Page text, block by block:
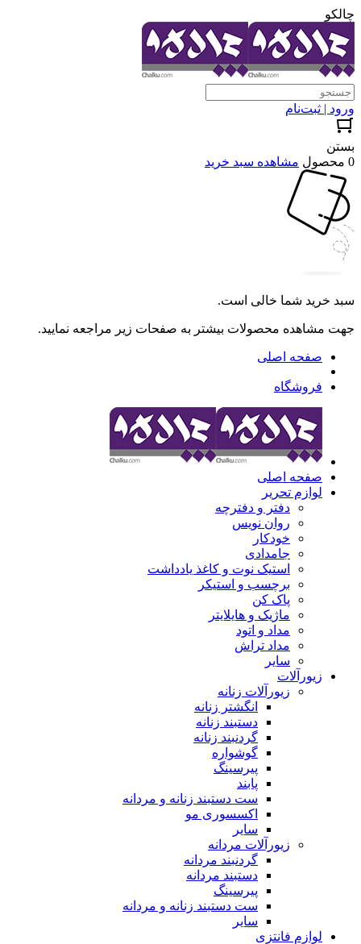
چالکو
ورود | ثبت‌نام
بستن
0 محصول
مشاهده سبد خرید
سبد خرید شما خالی است.
جهت مشاهده محصولات بیشتر به صفحات زیر مراجعه نمایید.
صفحه اصلی
فروشگاه
صفحه اصلی
لوازم تحریر
دفتر و دفترچه
روان نویس
خودکار
جامدادی
استیک نوت و کاغذ یادداشت
برچسب و استیکر
پاک کن
ماژیک و هایلایتر
مداد و اتود
مداد تراش
سایر
زیورآلات
زیورآلات زنانه
انگشتر زنانه
دستبند زنانه
گردنبند زنانه
گوشواره
پیرسینگ
پابند
ست دستبند زنانه و مردانه
اکسسوری مو
سایر
زیورآلات مردانه
گردنبند مردانه
دستبند مردانه
پیرسینگ
ست دستبند زنانه و مردانه
سایر
لوازم فانتزی